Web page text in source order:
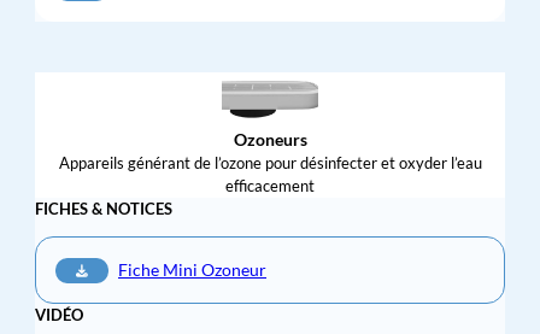
Ozoneurs
Appareils générant de l’ozone pour désinfecter et oxyder l’eau
efficacement
FICHES & NOTICES
Fiche Mini Ozoneur
VIDÉO